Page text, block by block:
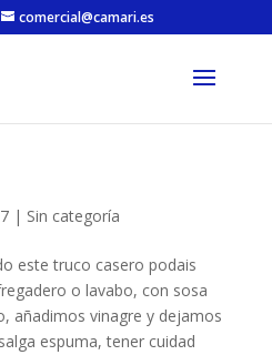
comercial@camari.es
| Sin categoría
este truco casero podais
o lavabo, con sosa
añadimos vinagre y dejamos
espuma, tener cuidad